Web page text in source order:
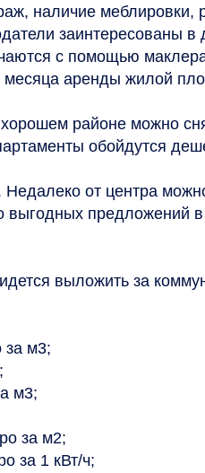
наличие меблировки,
заинтересованы в
с помощью
месяца аренды жилой
районе можно
обойдутся
от центра
выгодных предложений
выложить за
за м3;
м3;
за м2;
за 1 кВт/ч;